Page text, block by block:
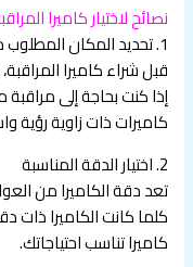
نصائح لاختيار كاميرا
1. تحديد المكان المطلوب مراقبته
قبل شراء كاميرا
إذا كنت بحاجة إلى
كاميرات ذات زاوية رؤية
2. اختيار الدقة المناسبة
تعد دقة الكاميرا من
كلما كانت الكاميرا ذات
كاميرا تناسب احتياجاتك.